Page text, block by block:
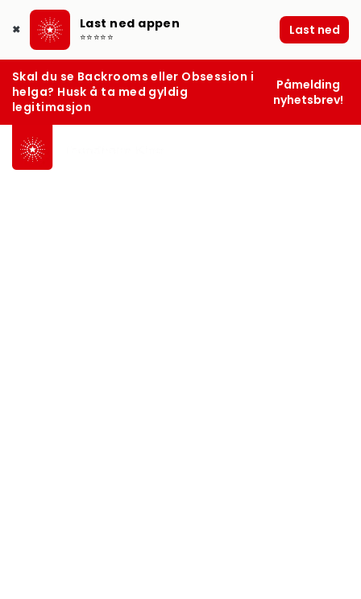
✖ Last ned appen
⭐⭐⭐⭐⭐ Last ned
Skal du se Backrooms eller Obsession i
helga? Husk å ta med gyldig
legitimasjon
Påmelding
nyhetsbrev!